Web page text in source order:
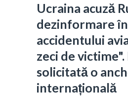
Ucraina acuză
dezinformare
accidentului
zeci de victime".
solicitată o
internațională